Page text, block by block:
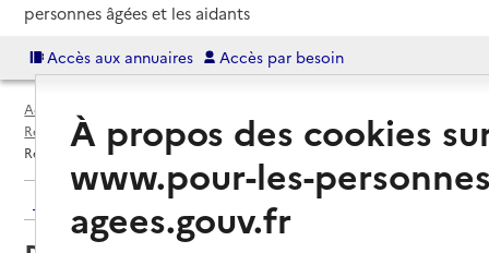
personnes âgées et les aidants
Accès aux annuaires Accès par besoin
Accueil
Résidences autonomie par département
Var (83)
La Garde
Résidence autonomie Marie-Curie
Retour aux résultats de l'annuaire
À propos des cookies
www.pour-les-
agees.gouv.fr